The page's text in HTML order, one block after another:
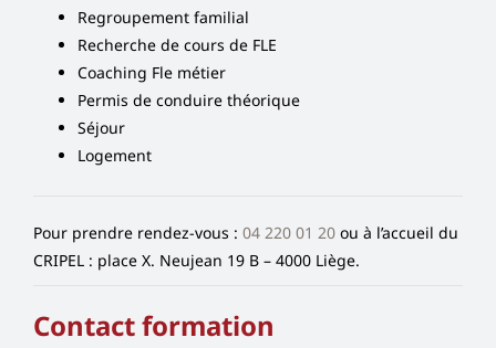
Regroupement familial
Recherche de cours de FLE
Coaching Fle métier
Permis de conduire théorique
Séjour
Logement
Pour prendre rendez-vous : 04 220 01 20ou à l’accueil du
CRIPEL : place X. Neujean 19 B – 4000 Liège.
Contact formation